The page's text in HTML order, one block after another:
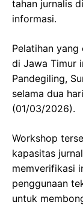
tahan jurnalis
informasi.
Pelatihan
di Jawa Timur
Pandegiling,
selama dua
(01/03/2026).
Workshop
kapasitas
memverifikasi
penggunaan
untuk